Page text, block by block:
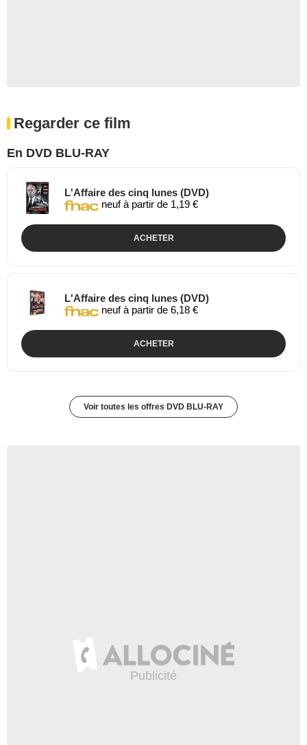
Regarder ce film
En DVD BLU-RAY
L'Affaire des cinq lunes (DVD)
neuf à partir de 1,19 €
ACHETER
L'Affaire des cinq lunes (DVD)
neuf à partir de 6,18 €
ACHETER
Voir toutes les offres DVD BLU-RAY